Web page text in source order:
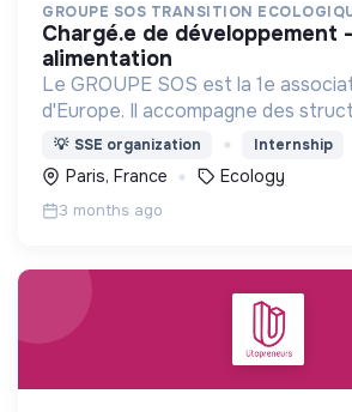
GROUPE SOS TRANSITION
chargé.e de développement - pôle
alimentation
Le GROUPE SOS est la 1e
d'Europe. Il accompagne des
développement pour décupler leur
sociaux, sociétaux, et
💡 SSE organization Internship
Paris, France Ecology
3 months ago